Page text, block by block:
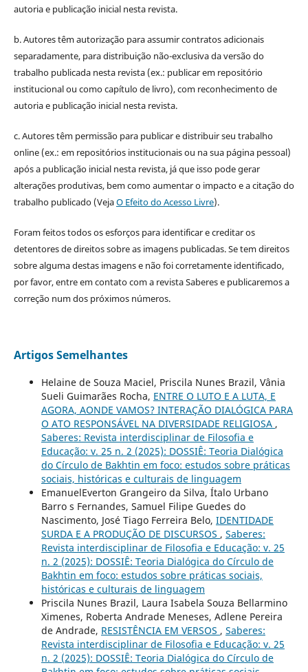
autoria e publicação inicial nesta revista.
b. Autores têm autorização para assumir contratos adicionais
separadamente, para distribuição não-exclusiva da versão do
trabalho publicada nesta revista (ex.: publicar em repositório
institucional ou como capítulo de livro), com reconhecimento de
autoria e publicação inicial nesta revista.
c. Autores têm permissão para publicar e distribuir seu trabalho
online (ex.: em repositórios institucionais ou na sua página pessoal)
após a publicação inicial nesta revista, já que isso pode gerar
alterações produtivas, bem como aumentar o impacto e a citação do
trabalho publicado (VejaO Efeito do Acesso Livre).
Foram feitos todos os esforços para identificar e creditar os
detentores de direitos sobre as imagens publicadas. Se tem direitos
sobre alguma destas imagens e não foi corretamente identificado,
por favor, entre em contato com a revista Saberes e publicaremos a
correção num dos próximos números.
Artigos Semelhantes
Helaine de Souza Maciel, Priscila Nunes Brazil, Vânia
Sueli Guimarães Rocha, ENTRE O LUTO E A LUTA, E
AGORA, AONDE VAMOS? INTERAÇÃO DIALÓGICA PARA
O ATO RESPONSÁVEL NA DIVERSIDADE RELIGIOSA ,
Saberes: Revista interdisciplinar de Filosofia e
Educação: v. 25 n. 2 (2025): DOSSIÊ: Teoria Dialógica
do Círculo de Bakhtin em foco: estudos sobre práticas
sociais, históricas e culturais de linguagem
EmanuelEverton Grangeiro da Silva, Ítalo Urbano
Barro s Fernandes, Samuel Filipe Guedes do
Nascimento, José Tiago Ferreira Belo, IDENTIDADE
SURDA E A PRODUÇÃO DE DISCURSOS , Saberes:
Revista interdisciplinar de Filosofia e Educação: v. 25
n. 2 (2025): DOSSIÊ: Teoria Dialógica do Círculo de
Bakhtin em foco: estudos sobre práticas sociais,
históricas e culturais de linguagem
Priscila Nunes Brazil, Laura Isabela Souza Bellarmino
Ximenes, Roberta Andrade Meneses, Adlene Pereira
de Andrade, RESISTÊNCIA EM VERSOS , Saberes:
Revista interdisciplinar de Filosofia e Educação: v. 25
n. 2 (2025): DOSSIÊ: Teoria Dialógica do Círculo de